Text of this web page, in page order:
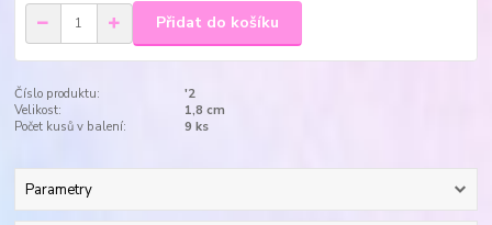
Přidat do košíku
Číslo produktu:
'2
Velikost:
1,8 cm
Počet kusů v balení:
9 ks
Parametry